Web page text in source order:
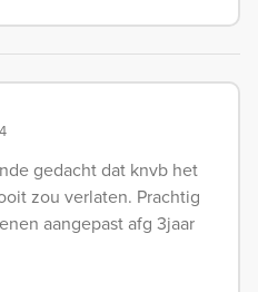
gedacht dat knvb het
zou verlaten. Prachtig
aangepast afg 3jaar